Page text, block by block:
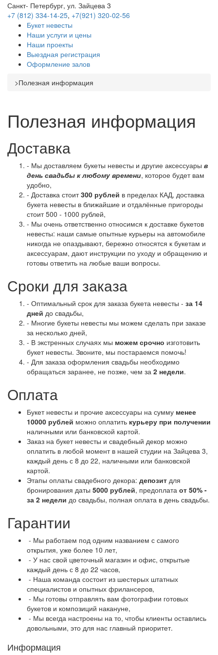
Санкт- Петербург, ул. Зайцева 3
+7 (812) 334-14-25, +7(921) 320-02-56
Букет невесты
Наши услуги и цены
Наши проекты
Выездная регистрация
Оформление залов
>Полезная информация
Полезная информация
Доставка
- Мы доставляем букеты невесты и другие аксессуары в
день свадьбы к любому времени, которое будет вам
удобно,
- Доставка стоит300 рублей в пределах КАД, доставка
букета невесты в ближайшие и отдалённые пригороды
стоит 500 - 1000 рублей,
- Мы очень ответственно относимся к доставке букетов
невесты: наши самые опытные курьеры на автомобиле
никогда не опаздывают, бережно относятся к букетам и
аксессуарам, дают инструкции по уходу и обращению и
готовы ответить на любые ваши вопросы.
Сроки для заказа
- Оптимальный срок для заказа букета невесты - за 14
дней до свадьбы,
- Многие букеты невесты мы можем сделать при заказе
за несколько дней,
- В экстренных случаях мы можем срочно изготовить
букет невесты. Звоните, мы постараемся помочь!
- Для заказа оформления свадьбы необходимо
обращаться заранее, не позже, чем за 2 недели.
Оплата
Букет невесты и прочие аксессуары на сумму менее
10000 рублей можно оплатить курьеру при получении
наличными или банковской картой.
Заказ на букет невесты и свадебный декор можно
оплатить в любой момент в нашей студии на Зайцева 3,
каждый день с 8 до 22, наличными или банковской
картой.
Этапы оплаты свадебного декора: депозит для
бронирования даты 5000 рублей, предоплата от 50% -
за 2 недели до свадьбы, полная оплата в день свадьбы.
Гарантии
- Мы работаем под одним названием с самого
открытия, уже более 10 лет,
- У нас свой цветочный магазин и офис, открытые
каждый день с 8 до 22 часов,
- Наша команда состоит из шестерых штатных
специалистов и опытных фрилансеров,
- Мы готовы отправлять вам фотографии готовых
букетов и композиций накануне,
- Мы всегда настроены на то, чтобы клиенты оставлись
довольными, это для нас главный приоритет.
Информация